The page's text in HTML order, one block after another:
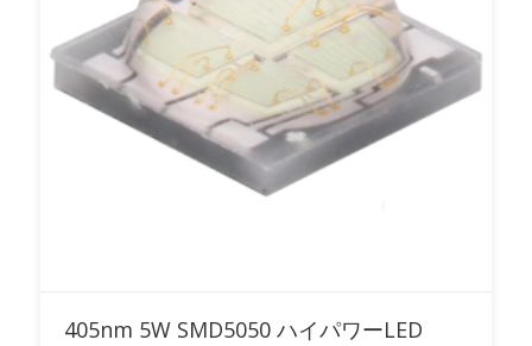
RFQに追加
405nm 5W SMD5050 ハイパワーLED